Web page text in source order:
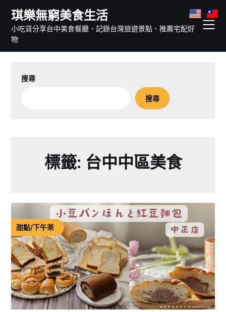
content
琪樂無窮美食生活
小吃貨分享台中美食餐廳、記錄台灣旅遊景點、推薦宅配好
物
搜尋
搜尋
標籤: 台中中區美食
甜點/下午茶